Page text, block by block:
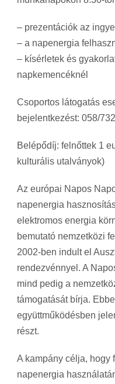
– prezentációk az
– a napenergia
– kísérletek és
napkemencéknél
Csoportos látogatás
bejelentkezést: 058/
Belépődíj: felnőttek 1
kulturális utalványok)
Az európai Napos
napenergia
elektromos energia
bemutató nemzetközi
2002-ben indult el
rendezvénnyel. A
mind pedig a
támogatását bírja.
együttműködésben
részt.
A kampány célja, hogy
napenergia